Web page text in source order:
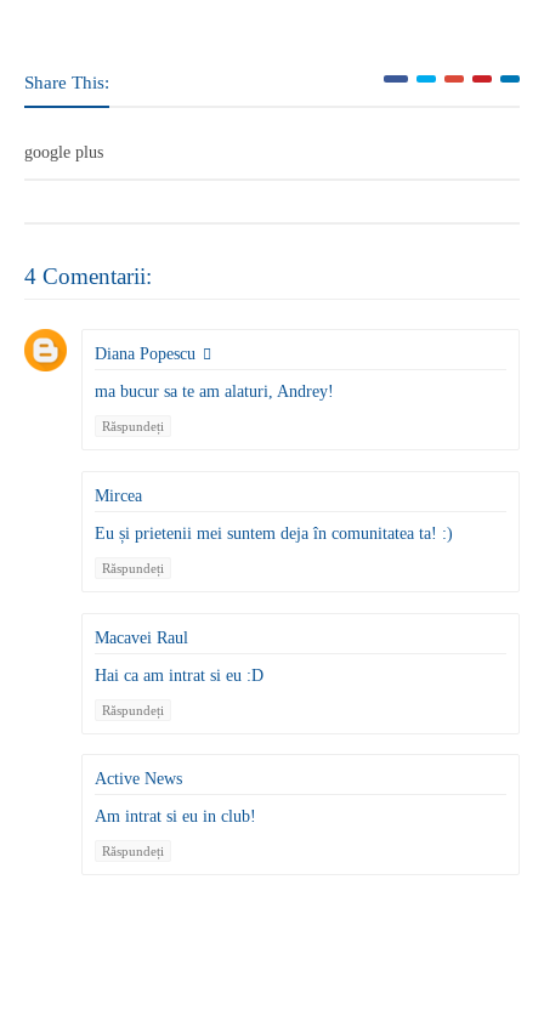
Share This:
google plus
4 Comentarii:
Diana Popescu
ma bucur sa te am alaturi, Andrey!
Răspundeți
Mircea
Eu și prietenii mei suntem deja în comunitatea ta! :)
Răspundeți
Macavei Raul
Hai ca am intrat si eu :D
Răspundeți
Active News
Am intrat si eu in club!
Răspundeți